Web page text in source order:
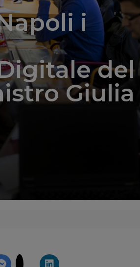
i
del
Giulia